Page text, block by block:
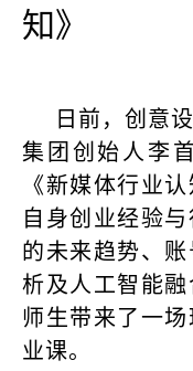
知》
日前，创意
集团创始人李
《新媒体行业
自身创业经验
的未来趋势、
析及人工智能
师生带来了一
业课。